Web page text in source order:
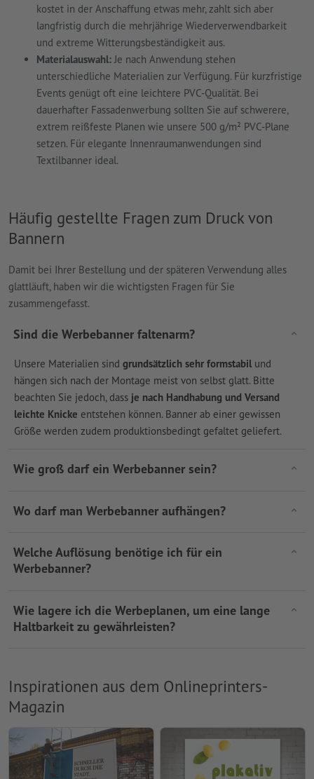
kostet in der Anschaffung etwas mehr, zahlt sich aber
langfristig durch die mehrjährige Wiederverwendbarkeit
und extreme Witterungsbeständigkeit aus.
Materialauswahl: Je nach Anwendung stehen
unterschiedliche Materialien zur Verfügung. Für kurzfristige
Events genügt oft eine leichtere PVC-Qualität. Bei
dauerhafter Fassadenwerbung sollten Sie auf schwerere,
extrem reißfeste Planen wie unsere 500 g/m² PVC-Plane
setzen. Für elegante Innenraumanwendungen sind
Textilbanner ideal.
Häufig gestellte Fragen zum Druck von
Bannern
Damit bei Ihrer Bestellung und der späteren Verwendung alles
glattläuft, haben wir die wichtigsten Fragen für Sie
zusammengefasst.
Sind die Werbebanner faltenarm?
Unsere Materialien sind grundsätzlich sehr formstabil und
hängen sich nach der Montage meist von selbst glatt. Bitte
beachten Sie jedoch, dass je nach Handhabung und Versand
leichte Knicke entstehen können. Banner ab einer gewissen
Größe werden zudem produktionsbedingt gefaltet geliefert.
Wie groß darf ein Werbebanner sein?
Wo darf man Werbebanner aufhängen?
Welche Auflösung benötige ich für ein
Werbebanner?
Wie lagere ich die Werbeplanen, um eine lange
Haltbarkeit zu gewährleisten?
Inspirationen aus dem Onlineprinters-
Magazin